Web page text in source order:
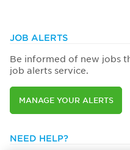
JOB ALERTS
Be informed of new jobs
job alerts service.
MANAGE YOUR ALERTS
NEED HELP?